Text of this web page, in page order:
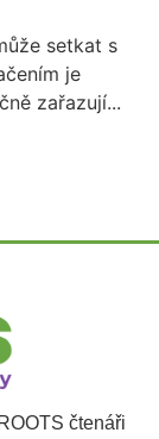
setkat s
je
zařazují...
čtenáři